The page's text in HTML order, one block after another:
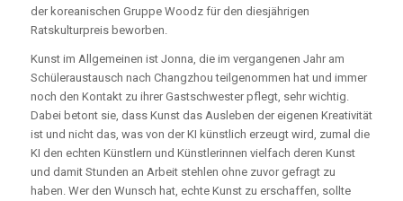
der koreanischen Gruppe Woodz für den diesjährigen
Ratskulturpreis beworben.
Kunst im Allgemeinen ist Jonna, die im vergangenen Jahr am
Schüleraustausch nach Changzhou teilgenommen hat und immer
noch den Kontakt zu ihrer Gastschwester pflegt, sehr wichtig.
Dabei betont sie, dass Kunst das Ausleben der eigenen Kreativität
ist und nicht das, was von der KI künstlich erzeugt wird, zumal die
KI den echten Künstlern und Künstlerinnen vielfach deren Kunst
und damit Stunden an Arbeit stehlen ohne zuvor gefragt zu
haben. Wer den Wunsch hat, echte Kunst zu erschaffen, sollte